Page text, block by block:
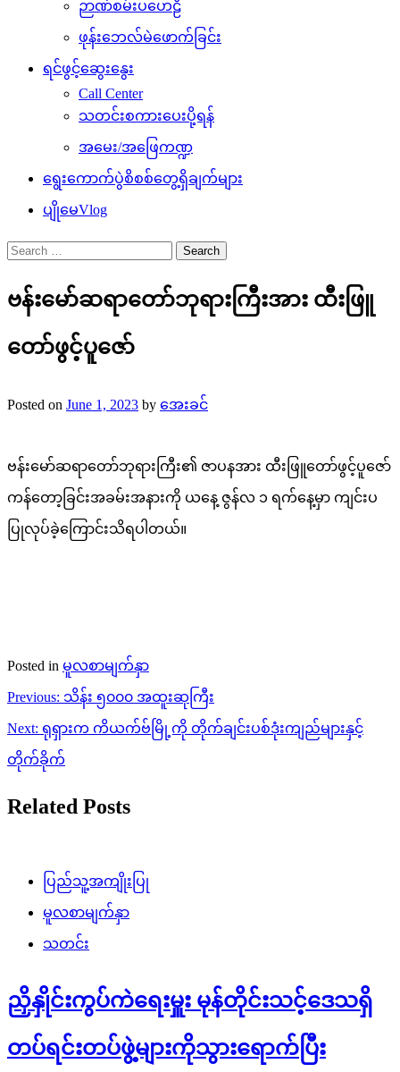
ဉာဏ်စမ်းပဟေဠိ
ဖုန်းဘေလ်မဲဖောက်ခြင်း
ရင်ဖွင့်ဆွေးနွေး
Call Center
သတင်းစကားပေးပို့ရန်
အမေး/အဖြေကဏ္ဍ
ရွေးကောက်ပွဲစိစစ်တွေ့ရှိချက်များ
ပျိုမေVlog
Search
for:
ဗန်းမော်ဆရာတော်ဘုရားကြီးအား ထီးဖြူ
တော်ဖွင့်ပူဇော်
Posted on June 1, 2023 by အေးခင်
ဗန်းမော်ဆရာတော်ဘုရားကြီး၏ ဇာပနအား ထီးဖြူတော်ဖွင့်ပူဇော်
ကန်တော့ခြင်းအခမ်းအနားကို ယနေ့ ဇွန်လ ၁ ရက်နေ့မှာ ကျင်းပ
ပြုလုပ်ခဲ့ကြောင်းသိရပါတယ်။
Posted in မူလစာမျက်နှာ
Post
navigation
Previous: သိန်း ၅၀၀၀ အထူးဆုကြီး
Next: ရုရှားက ကိယက်ဗ်မြို့ကို တိုက်ချင်းပစ်ဒုံးကျည်များနှင့်
တိုက်ခိုက်
Related Posts
ပြည်သူ့အကျိုးပြု
မူလစာမျက်နှာ
သတင်း
ညှိနှိုင်းကွပ်ကဲရေးမှူး မုန်တိုင်းသင့်ဒေသရှိ
တပ်ရင်းတပ်ဖွဲ့များကိုသွားရောက်ပြီး